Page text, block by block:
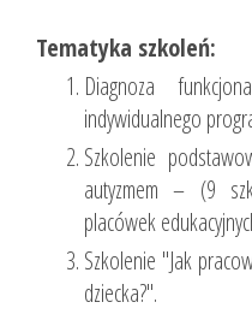
Tematyka szkoleń:
Diagnoza
indywidualnego
Szkolenie
autyzmem – (9
placówek
Szkolenie "Jak
dziecka?".